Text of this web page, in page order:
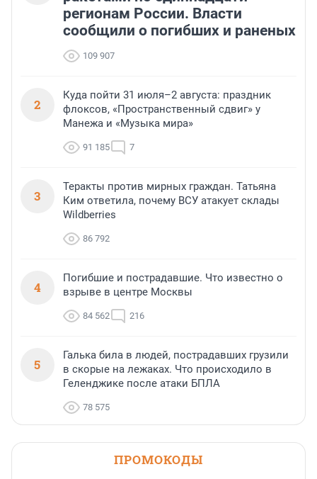
регионам России. Власти
сообщили о погибших и раненых
109 907
2
Куда пойти 31 июля–2 августа: праздник
флоксов, «Пространственный сдвиг» у
Манежа и «Музыка мира»
91 185 7
3
Теракты против мирных граждан. Татьяна
Ким ответила, почему ВСУ атакует склады
Wildberries
86 792
4
Погибшие и пострадавшие. Что известно о
взрыве в центре Москвы
84 562 216
5
Галька била в людей, пострадавших грузили
в скорые на лежаках. Что происходило в
Геленджике после атаки БПЛА
78 575
ПРОМОКОДЫ